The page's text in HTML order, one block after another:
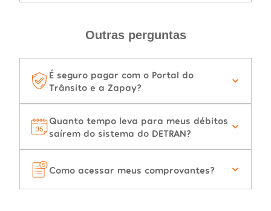
Outras perguntas
É seguro pagar com o Portal do
Trânsito e a Zapay?
Quanto tempo leva para meus débitos
saírem do sistema do DETRAN?
Como acessar meus comprovantes?